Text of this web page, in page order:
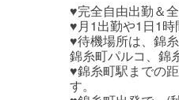
♥完全自由出勤＆全
♥月1出勤や1日1時
♥待機場所は、錦
錦糸町パルコ、錦
♥錦糸町駅までの
す。